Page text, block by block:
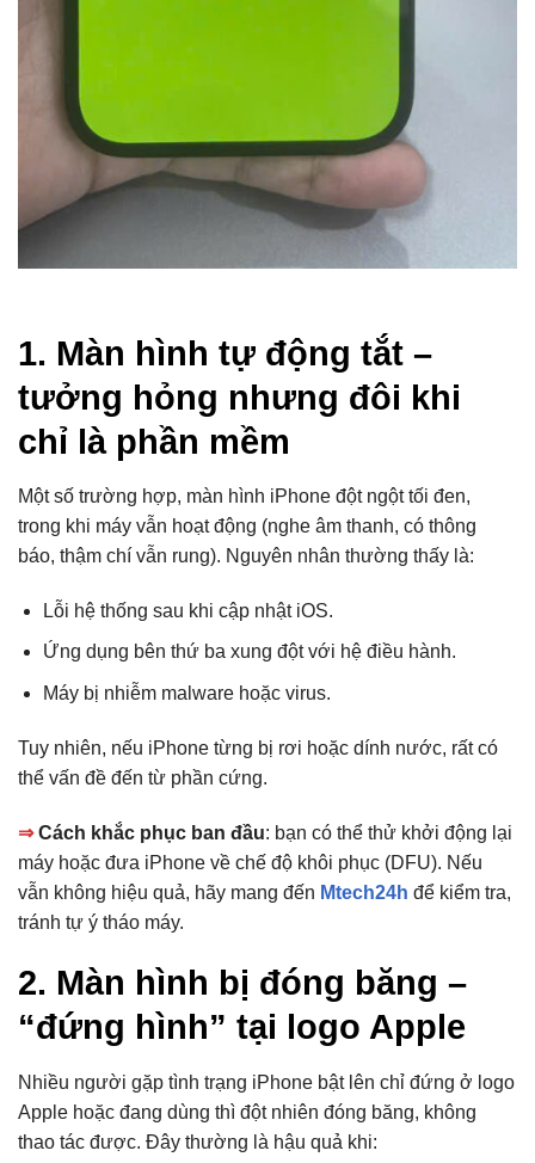
1. Màn hình tự động tắt –
tưởng hỏng nhưng đôi khi
chỉ là phần mềm
Một số trường hợp, màn hình iPhone đột ngột tối đen,
trong khi máy vẫn hoạt động (nghe âm thanh, có thông
báo, thậm chí vẫn rung). Nguyên nhân thường thấy là:
Lỗi hệ thống sau khi cập nhật iOS.
Ứng dụng bên thứ ba xung đột với hệ điều hành.
Máy bị nhiễm malware hoặc virus.
Tuy nhiên, nếu iPhone từng bị rơi hoặc dính nước, rất có
thể vấn đề đến từ phần cứng.
⇒Cách khắc phục ban đầu: bạn có thể thử khởi động lại
máy hoặc đưa iPhone về chế độ khôi phục (DFU). Nếu
vẫn không hiệu quả, hãy mang đến Mtech24h để kiểm tra,
tránh tự ý tháo máy.
2. Màn hình bị đóng băng –
“đứng hình” tại logo Apple
Nhiều người gặp tình trạng iPhone bật lên chỉ đứng ở logo
Apple hoặc đang dùng thì đột nhiên đóng băng, không
thao tác được. Đây thường là hậu quả khi: